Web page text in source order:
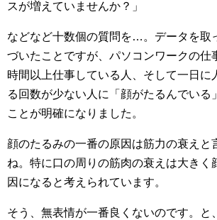
スが増えていませんか？」
などなど十数個の質問を…。データを取
づいたことですが、パソコンワークの仕
時間以上仕事している人、そして一日に
る回数が少ない人に「顔がたるんでいる
ことが明確になりました。
顔のたるみの一番の原因は筋力の衰えと
ね。特に口の周りの筋肉の衰えは大きく
因になると考えられています。
そう、無表情が一番良くないのです。と